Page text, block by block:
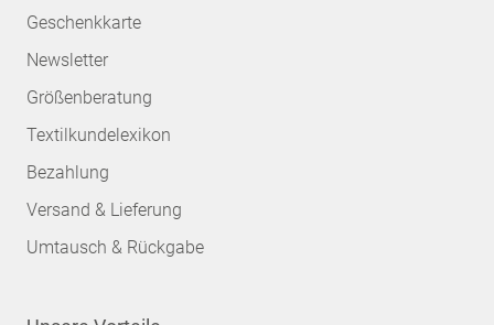
Geschenkkarte
Newsletter
Größenberatung
Textilkundelexikon
Bezahlung
Versand & Lieferung
Umtausch & Rückgabe